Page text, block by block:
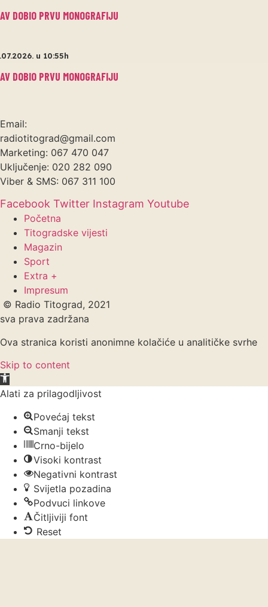
DOBIO PRVU MONOGRAFIJU
u 10:55h
DOBIO PRVU MONOGRAFIJU
Email:
radiotitograd@gmail.com
Marketing: 067 470 047
Uključenje: 020 282 090
Viber & SMS: 067 311 100
Facebook Twitter Instagram Youtube
Početna
Titogradske vijesti
Magazin
Sport
Extra +
Impresum
© Radio Titograd, 2021
sva prava zadržana
Ova stranica koristi anonimne kolačiće u analitičke svrhe
Skip to content
Open toolbar
Alati za prilagodljivost
Povećaj tekst
Smanji tekst
Crno-bijelo
Visoki kontrast
Negativni kontrast
Svijetla pozadina
Podvuci linkove
Čitljiviji font
Reset